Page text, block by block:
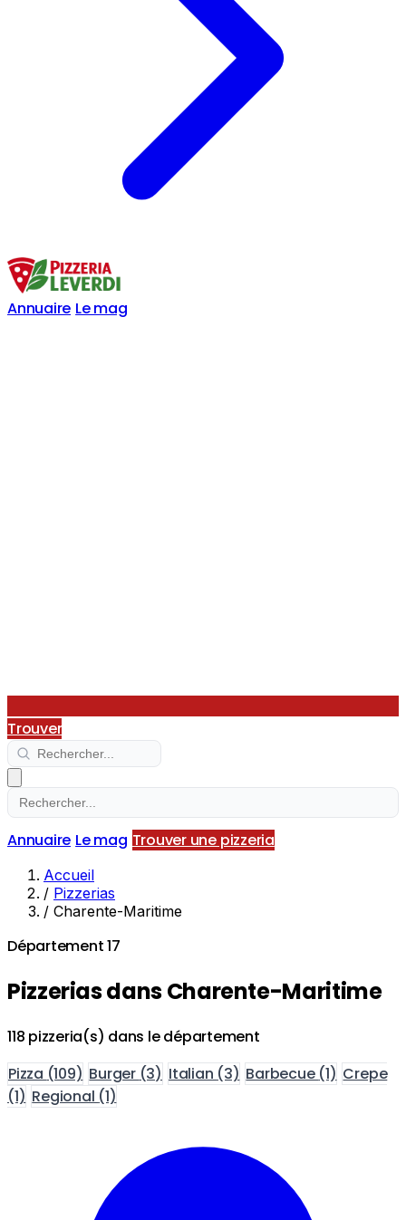
Annuaire Le mag
Trouver
Annuaire Le mag Trouver une pizzeria
Accueil
/ Pizzerias
/ Charente-Maritime
Département 17
Pizzerias dans Charente-Maritime
118 pizzeria(s) dans le département
Pizza (109) Burger (3) Italian (3) Barbecue (1) Crepe
(1) Regional (1)